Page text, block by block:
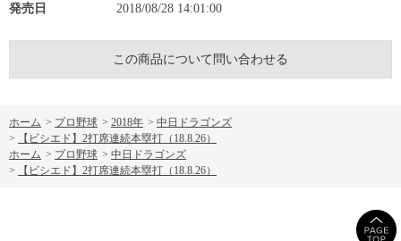
発売日 2018/08/28 14:01:00
この商品について問い合わせる
ホーム > プロ野球 > 2018年 > 中日ドラゴンズ
>
【ビシエド】2打席連続本塁打（18.8.26）
ホーム > プロ野球 > 中日ドラゴンズ
>
【ビシエド】2打席連続本塁打（18.8.26）